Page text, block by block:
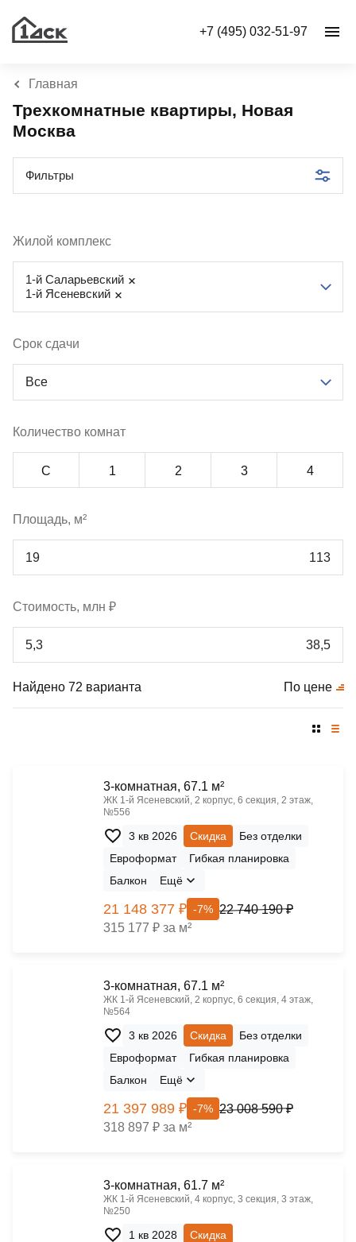
+7 (495) 032-51-97
Главная
Трехкомнатные квартиры, Новая
Москва
Фильтры
Жилой комплекс
1-й Саларьевский
1-й Ясеневский
Срок сдачи
Все
Количество комнат
С 1 2 3 4
Площадь, м²
Стоимость, млн ₽
Найдено 72 варианта По цене
3-комнатная, 67.1 м²
ЖК 1‑й Ясеневский, 2 корпус, 6 секция, 2 этаж,
№556
3 кв 2026 Скидка
Без отделки
Евроформат
Гибкая планировка
Балкон
Ещё
21 148 377 ₽ -7% 22 740 190 ₽
315 177 ₽ за м²
3-комнатная, 67.1 м²
ЖК 1‑й Ясеневский, 2 корпус, 6 секция, 4 этаж,
№564
3 кв 2026 Скидка
Без отделки
Евроформат
Гибкая планировка
Балкон
Ещё
21 397 989 ₽ -7% 23 008 590 ₽
318 897 ₽ за м²
3-комнатная, 61.7 м²
ЖК 1‑й Ясеневский, 4 корпус, 3 секция, 3 этаж,
№250
1 кв 2028
Скидка